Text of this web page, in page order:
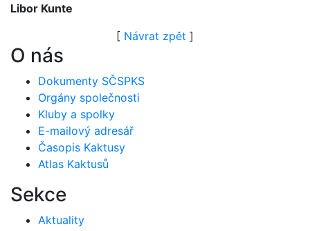
Libor Kunte
[ Návrat zpět ]
O nás
Dokumenty SČSPKS
Orgány společnosti
Kluby a spolky
E-mailový adresář
Časopis Kaktusy
Atlas Kaktusů
Sekce
Aktuality